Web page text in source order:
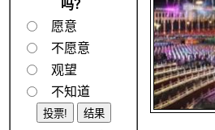
吗？
愿意
不愿意
观望
不知道